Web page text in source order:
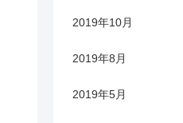
2019年10月
2019年8月
2019年5月